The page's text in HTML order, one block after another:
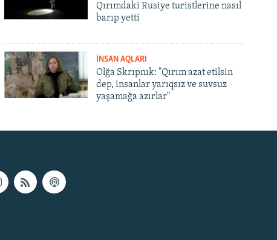
Qırımdaki Rusiye turistlerine nasıl
barıp yetti
İNSAN AQLARI
Olğa Skrıpnık: "Qırım azat etilsin
dep, insanlar yarıqsız ve suvsuz
yaşamağa azırlar"